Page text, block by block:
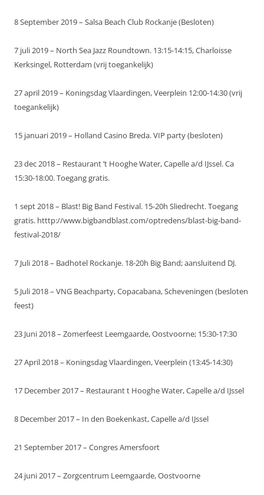
8 September 2019 – Salsa Beach Club Rockanje (Besloten)
7 juli 2019 – North Sea Jazz Roundtown. 13:15-14:15, Charloisse
Kerksingel, Rotterdam (vrij toegankelijk)
27 april 2019 – Koningsdag Vlaardingen, Veerplein 12:00-14:30 (vrij
toegankelijk)
15 januari 2019 – Holland Casino Breda. VIP party (besloten)
23 dec 2018 – Restaurant ’t Hooghe Water, Capelle a/d IJssel. Ca
15:30-18:00. Toegang gratis.
1 sept 2018 – Blast! Big Band Festival. 15-20h Sliedrecht. Toegang
gratis. htttp://www.bigbandblast.com/optredens/blast-big-band-
festival-2018/
7 Juli 2018 – Badhotel Rockanje. 18-20h Big Band; aansluitend DJ.
5 Juli 2018 – VNG Beachparty, Copacabana, Scheveningen (besloten
feest)
23 Juni 2018 – Zomerfeest Leemgaarde, Oostvoorne; 15:30-17:30
27 April 2018 – Koningsdag Vlaardingen, Veerplein (13:45-14:30)
17 December 2017 – Restaurant t Hooghe Water, Capelle a/d IJssel
8 December 2017 – In den Boekenkast, Capelle a/d IJssel
21 September 2017 – Congres Amersfoort
24 juni 2017 – Zorgcentrum Leemgaarde, Oostvoorne